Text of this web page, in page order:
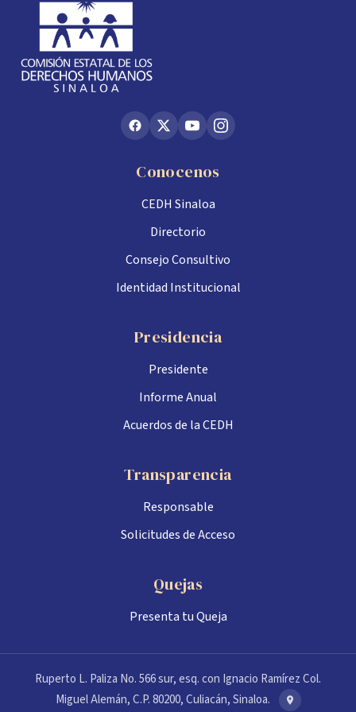
Conocenos
CEDH Sinaloa
Directorio
Consejo Consultivo
Identidad Institucional
Presidencia
Presidente
Informe Anual
Acuerdos de la CEDH
Transparencia
Responsable
Solicitudes de Acceso
Quejas
Presenta tu Queja
Ruperto L. Paliza No. 566 sur, esq. con Ignacio Ramírez Col.
Miguel Alemán, C.P. 80200, Culiacán, Sinaloa.